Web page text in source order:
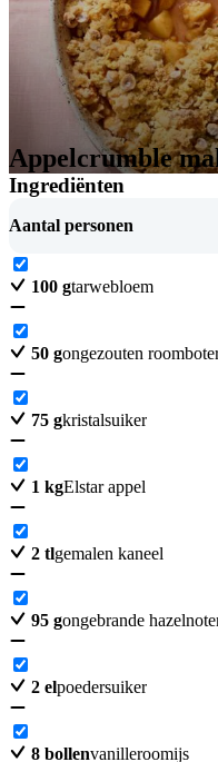
Appelcrumble
Ingrediënten
Aantal personen
100 gtarwebloem
50 gongezouten
75 gkristalsuiker
1 kgElstar appel
2 tlgemalen kaneel
95 gongebrande
2 elpoedersuiker
8 bollenvanilleroomijs